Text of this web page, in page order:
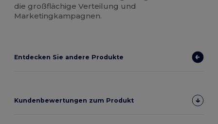
die großflächige Verteilung und
Marketingkampagnen.
Entdecken Sie andere Produkte
Kundenbewertungen zum Produkt